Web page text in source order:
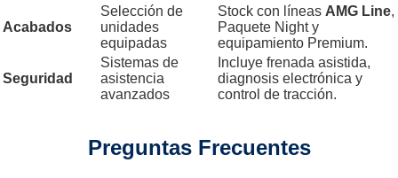
Acabados
Selección de
unidades
equipadas
Stock con líneas AMG Line,
Paquete Night y
equipamiento Premium.
Seguridad
Sistemas de
asistencia
avanzados
Incluye frenada asistida,
diagnosis electrónica y
control de tracción.
Preguntas Frecuentes